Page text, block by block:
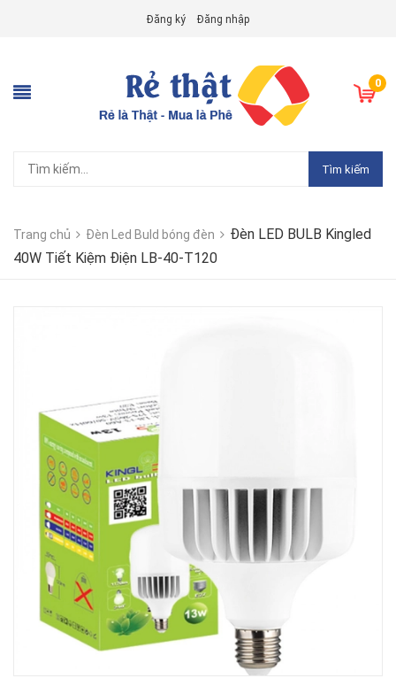
Đăng ký Đăng nhập
0
Tìm kiếm
Trang chủ Đèn Led Buld bóng đèn
Đèn LED BULB Kingled
40W Tiết Kiệm Điện LB-40-T120